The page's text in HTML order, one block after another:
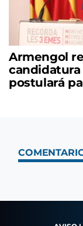
Armengol
candidatura
postulará